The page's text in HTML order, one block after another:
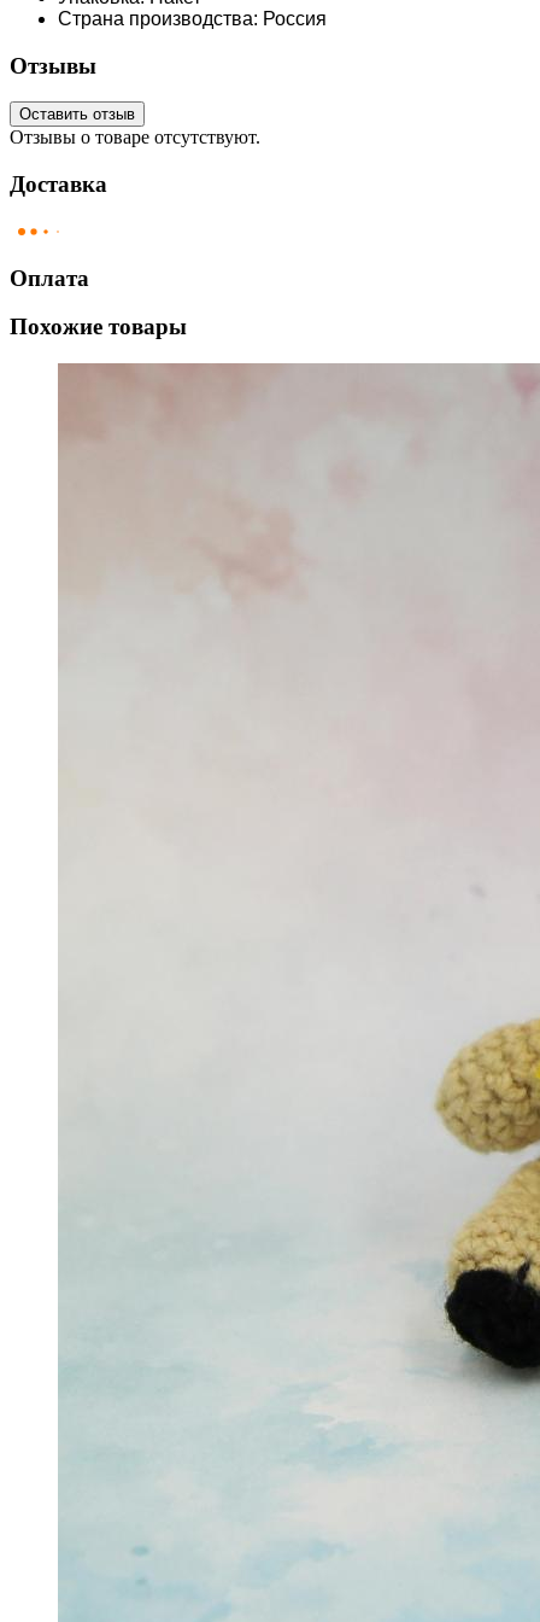
Страна производства: Россия
Отзывы
Оставить отзыв
Отзывы о товаре отсутствуют.
Доставка
Оплата
Похожие товары